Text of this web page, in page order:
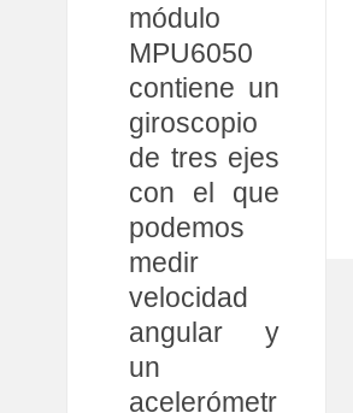
módulo
MPU6050
contiene un
giroscopio
de tres ejes
con el que
podemos
medir
velocidad
angular y
un
acelerómetr